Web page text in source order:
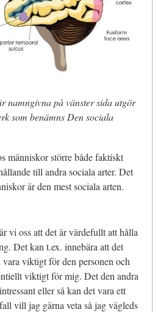
namngivna på vänster sida utgör
som benämns Den sociala
människor större både faktiskt
till andra sociala arter. Det
är den mest sociala arten.
vi oss att det är värdefullt att hålla
Det kan t.ex. innebära att det
viktigt för den personen och
viktigt för mig. Det den andra
eller så kan det vara ett
vill jag gärna veta så jag vägleds